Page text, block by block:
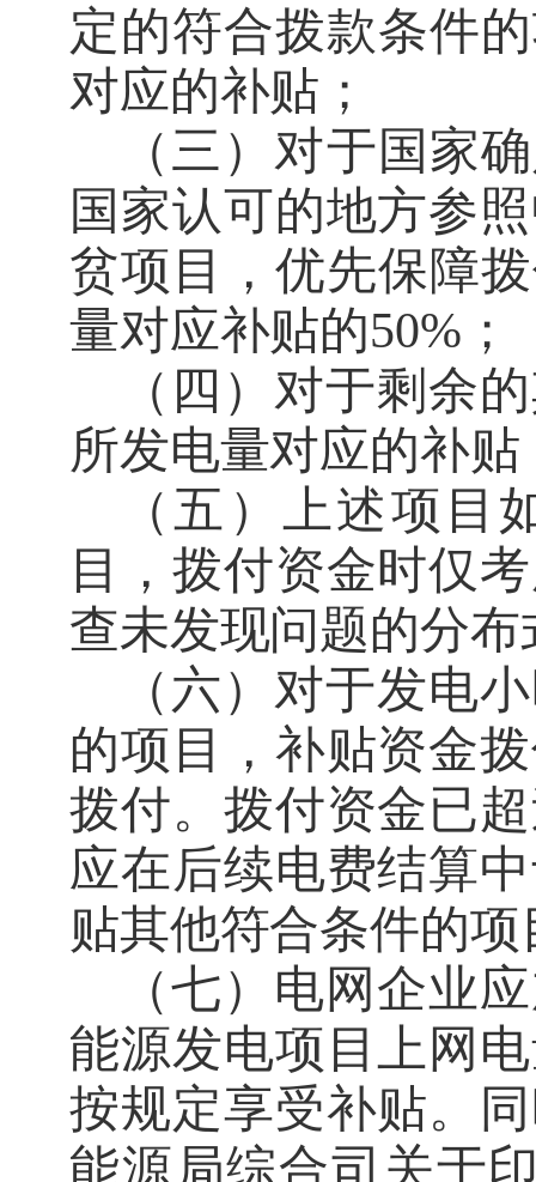
定的符合拨款条件的
对应的补贴；
（三） 对于国家
国家认可的地方参
贫项目，优先保障
量对应补贴的50% ；
（四） 对于剩余
所发电量对应的补
（五）上述项目
目，拨付资金时仅
查未发现问题的分布
（六）对于发电
的项目，补贴资金
拨付。拨付资金已
应在后续电费结算
贴其他符合条件的项
（七） 电网企业
能源发电项目上网
按规定享受补贴。
能源局综合司关于